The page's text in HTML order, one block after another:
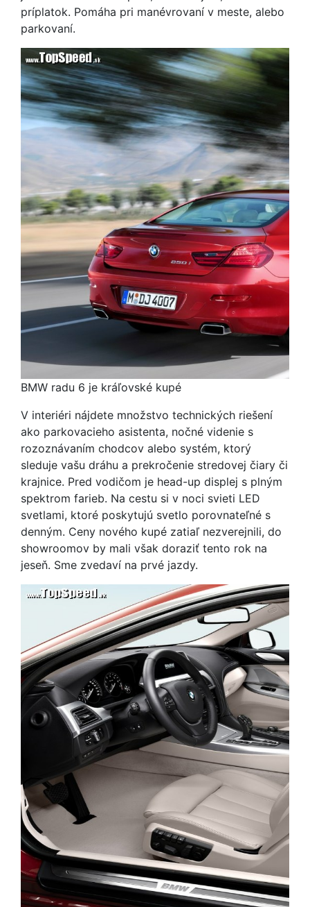
príplatok. Pomáha pri manévrovaní v meste, alebo
parkovaní.
BMW radu 6 je kráľovské kupé
V interiéri nájdete množstvo technických riešení
ako parkovacieho asistenta, nočné videnie s
rozoznávaním chodcov alebo systém, ktorý
sleduje vašu dráhu a prekročenie stredovej čiary či
krajnice. Pred vodičom je head-up displej s plným
spektrom farieb. Na cestu si v noci svieti LED
svetlami, ktoré poskytujú svetlo porovnateľné s
denným. Ceny nového kupé zatiaľ nezverejnili, do
showroomov by mali však doraziť tento rok na
jeseň. Sme zvedaví na prvé jazdy.